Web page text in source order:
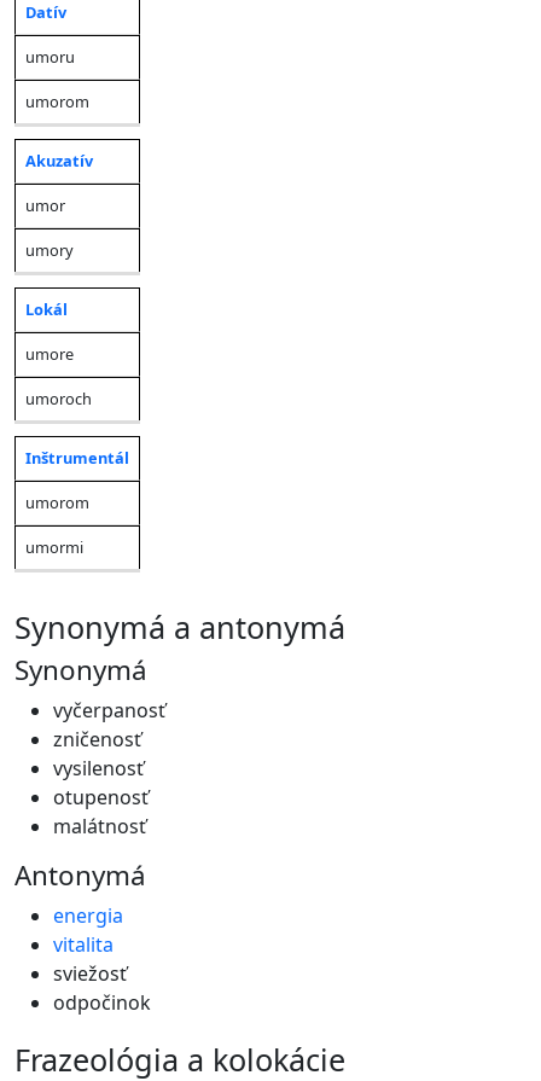
Datív
umoru
umorom
Akuzatív
umor
umory
Lokál
umore
umoroch
Inštrumentál
umorom
umormi
synonymá a antonymá
Synonymá
vyčerpanosť
zničenosť
vysilenosť
otupenosť
malátnosť
Antonymá
energia
vitalita
sviežosť
odpočinok
frazeológia a kolokácie